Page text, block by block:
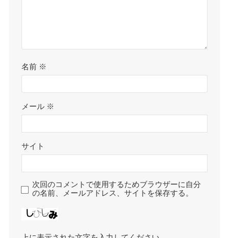
名前 ※
メール ※
サイト
次回のコメントで使用するためブラウザーに自分
の名前、メールアドレス、サイトを保存する。